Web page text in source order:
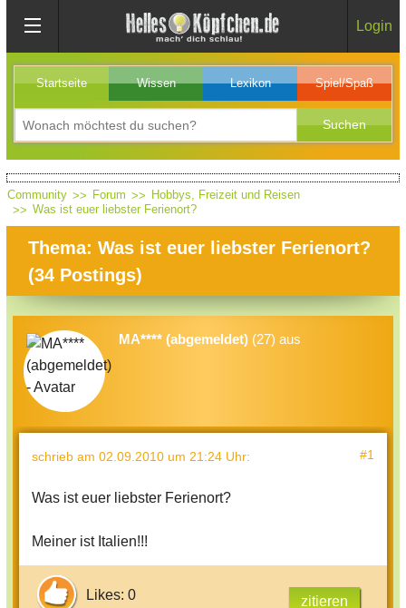
Login
Startseite Wissen Lexikon Spiel/Spaß
Community Forum
Hobbys, Freizeit und Reisen
Was ist euer liebster Ferienort?
Thema: Was ist euer liebster Ferienort?
(34 Postings)
MA**** (abgemeldet) (27) aus
schrieb am 02.09.2010 um 21:24 Uhr: #1
Was ist euer liebster Ferienort?
Meiner ist Italien!!!
Likes: 0 zitieren